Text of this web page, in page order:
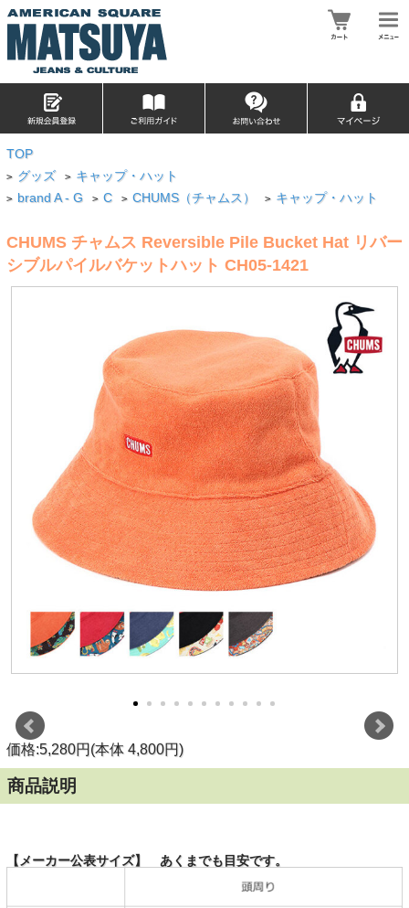
TOP
> グッズ > キャップ・ハット
> brand A - G > C > CHUMS（チャムス） > キャップ・ハット
CHUMS チャムス Reversible Pile Bucket Hat リバー
シブルパイルバケットハット CH05-1421
価格:5,280円(本体 4,800円)
商品説明
【メーカー公表サイズ】 あくまでも目安です。